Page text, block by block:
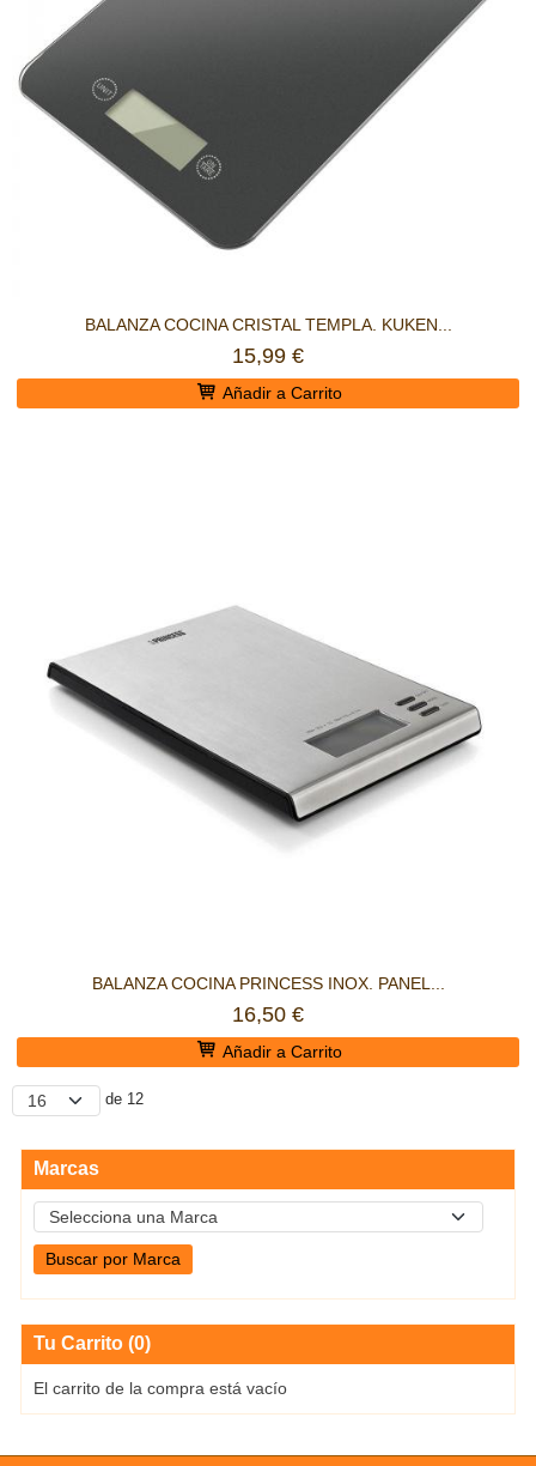
Marcas
Tu Carrito (0)
El carrito de la compra está vacío
BALANZA COCINA CRISTAL TEMPLA. KUKEN...
15,99 €
Añadir a Carrito
BALANZA COCINA PRINCESS INOX. PANEL...
16,50 €
Añadir a Carrito
de 12